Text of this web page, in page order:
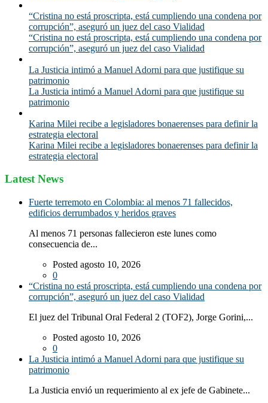
“Cristina no está proscripta, está cumpliendo una condena por
corrupción”, aseguró un juez del caso Vialidad
“Cristina no está proscripta, está cumpliendo una condena por
corrupción”, aseguró un juez del caso Vialidad
La Justicia intimó a Manuel Adorni para que justifique su
patrimonio
La Justicia intimó a Manuel Adorni para que justifique su
patrimonio
Karina Milei recibe a legisladores bonaerenses para definir la
estrategia electoral
Karina Milei recibe a legisladores bonaerenses para definir la
estrategia electoral
Latest News
Fuerte terremoto en Colombia: al menos 71 fallecidos,
edificios derrumbados y heridos graves
Al menos 71 personas fallecieron este lunes como
consecuencia de...
Posted agosto 10, 2026
0
“Cristina no está proscripta, está cumpliendo una condena por
corrupción”, aseguró un juez del caso Vialidad
El juez del Tribunal Oral Federal 2 (TOF2), Jorge Gorini,...
Posted agosto 10, 2026
0
La Justicia intimó a Manuel Adorni para que justifique su
patrimonio
La Justicia envió un requerimiento al ex jefe de Gabinete...